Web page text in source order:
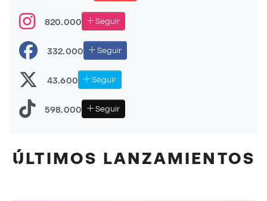
PLAYTEST nuevas PREDATOR FT. 26 - NUEVO CAMBIO
DE GENERACIÓN!
820.000 Seguir
332.000 Seguir
43.600 Seguir
598.000 Seguir
ÚLTIMOS LANZAMIENTOS